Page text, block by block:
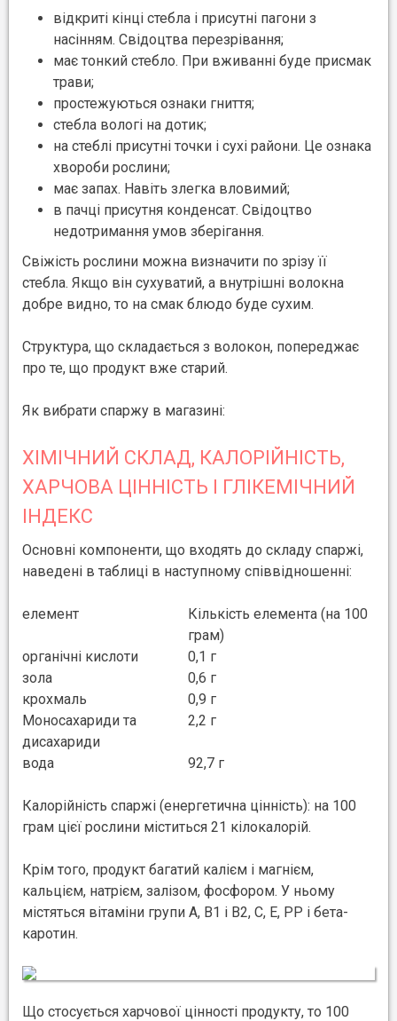
відкриті кінці стебла і присутні пагони з
насінням. Свідоцтва перезрівання;
має тонкий стебло. При вживанні буде присмак
трави;
простежуються ознаки гниття;
стебла вологі на дотик;
на стеблі присутні точки і сухі райони. Це ознака
хвороби рослини;
має запах. Навіть злегка вловимий;
в пачці присутня конденсат. Свідоцтво
недотримання умов зберігання.
Свіжість рослини можна визначити по зрізу її
стебла. Якщо він сухуватий, а внутрішні волокна
добре видно, то на смак блюдо буде сухим.
Структура, що складається з волокон, попереджає
про те, що продукт вже старий.
Як вибрати спаржу в магазині:
ХІМІЧНИЙ СКЛАД, КАЛОРІЙНІСТЬ,
ХАРЧОВА ЦІННІСТЬ І ГЛІКЕМІЧНИЙ
ІНДЕКС
Основні компоненти, що входять до складу спаржі,
наведені в таблиці в наступному співвідношенні:
елемент
Кількість елемента (на 100
грам)
органічні кислоти
0,1 г
зола
0,6 г
крохмаль
0,9 г
Моносахариди та
дисахариди
2,2 г
вода 92,7 г
Калорійність спаржі (енергетична цінність): на 100
грам цієї рослини міститься 21 кілокалорій.
Крім того, продукт багатий калієм і магнієм,
кальцієм, натрієм, залізом, фосфором. У ньому
містяться вітаміни групи A, B1 і B2, C, E, PP і бета-
каротин.
Що стосується харчової цінності продукту, то 100